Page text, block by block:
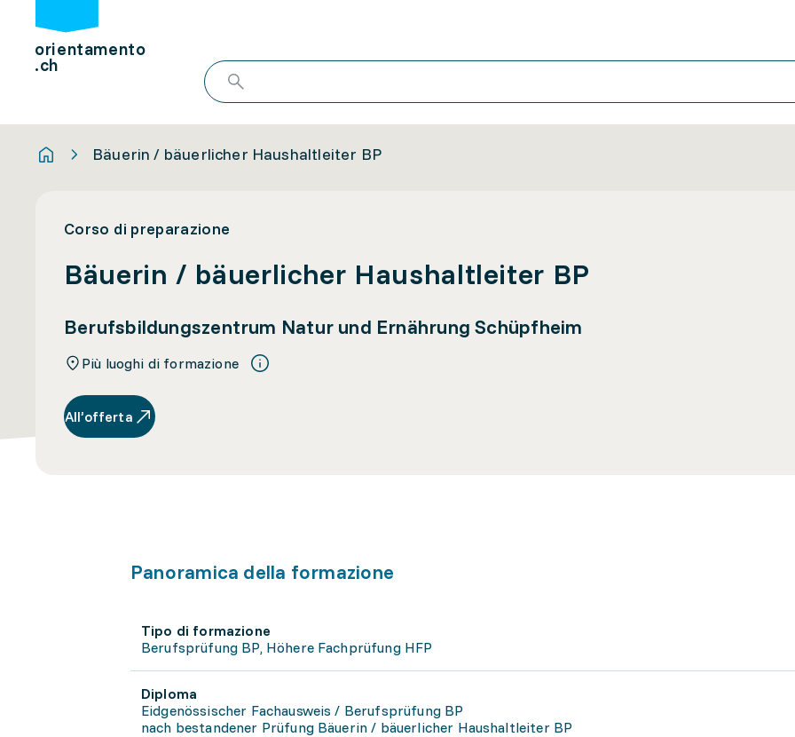
orientamento
.ch
Bäuerin / bäuerlicher Haushaltleiter BP
Corso di preparazione
Bäuerin / bäuerlicher Haushaltleiter BP
Berufsbildungszentrum Natur und Ernährung Schüpfheim
Più luoghi di formazione
All’offerta
Panoramica della formazione
Tipo di formazione
Berufsprüfung BP, Höhere Fachprüfung HFP
Diploma
Eidgenössischer Fachausweis / Berufsprüfung BP
nach bestandener Prüfung Bäuerin / bäuerlicher Haushaltleiter BP